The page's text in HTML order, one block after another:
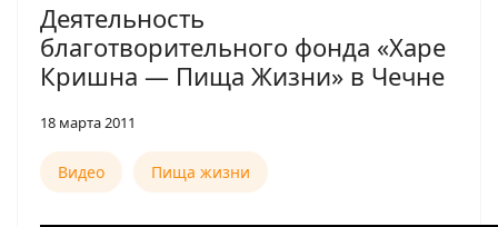
Деятельность
благотворительного фонда «Харе
Кришна — Пища Жизни» в Чечне
18 марта 2011
Видео Пища жизни